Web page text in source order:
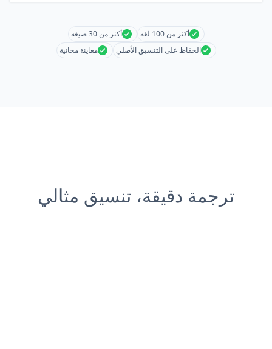
أكثر من 100 لغة
أكثر من 30 صيغة
الحفاظ على التنسيق الأصلي
معاينة مجانية
ترجمة دقيقة، تنسيق مثالي